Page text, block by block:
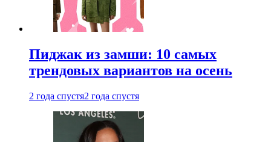
Пиджак из замши: 10 самых
трендовых вариантов на осень
2 года спустя2 года спустя